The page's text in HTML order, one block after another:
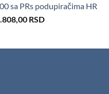
RSD.151.410,00 RSD.
sa PRs podupiračima HR
RSD.
RSDCurrent
106.808,00 RSD.